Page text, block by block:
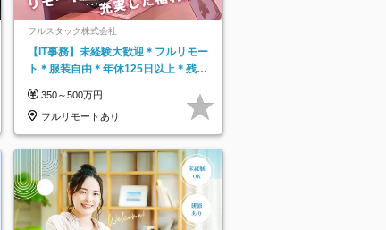
フルスタック株式会社
【IT事務】未経験大歓迎＊フルリモー
ト＊服装自由＊年休125日以上＊残業
350～500万円
フルリモートあり